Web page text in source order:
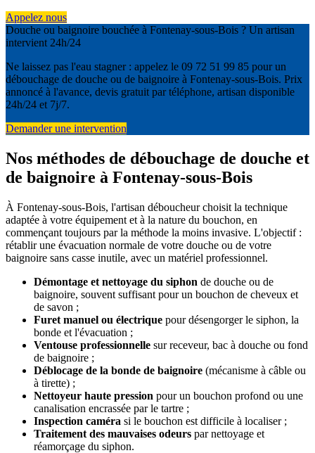
Appelez nous
Douche ou baignoire bouchée à Fontenay-sous-Bois ? Un artisan
intervient 24h/24
Ne laissez pas l'eau stagner : appelez le 09 72 51 99 85 pour un
débouchage de douche ou de baignoire à Fontenay-sous-Bois. Prix
annoncé à l'avance, devis gratuit par téléphone, artisan disponible
24h/24 et 7j/7.
Demander une intervention
Nos méthodes de débouchage de douche et
de baignoire à Fontenay-sous-Bois
À Fontenay-sous-Bois, l'artisan déboucheur choisit la technique
adaptée à votre équipement et à la nature du bouchon, en
commençant toujours par la méthode la moins invasive. L'objectif :
rétablir une évacuation normale de votre douche ou de votre
baignoire sans casse inutile, avec un matériel professionnel.
Démontage et nettoyage du siphon de douche ou de
baignoire, souvent suffisant pour un bouchon de cheveux et
de savon ;
Furet manuel ou électrique pour désengorger le siphon, la
bonde et l'évacuation ;
Ventouse professionnelle sur receveur, bac à douche ou fond
de baignoire ;
Déblocage de la bonde de baignoire (mécanisme à câble ou
à tirette) ;
Nettoyeur haute pression pour un bouchon profond ou une
canalisation encrassée par le tartre ;
Inspection caméra si le bouchon est difficile à localiser ;
Traitement des mauvaises odeurs par nettoyage et
réamorçage du siphon.